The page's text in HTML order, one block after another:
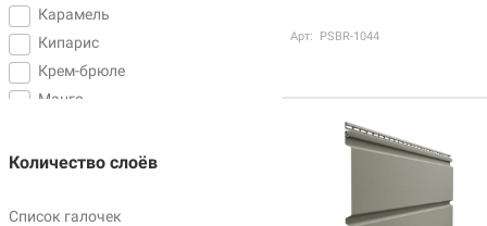
Карамель
Кипарис
Крем-брюле
Манго
Пломбир
Светлый клён
Количество слоёв
Список галочек
Арт: PSBR-1044